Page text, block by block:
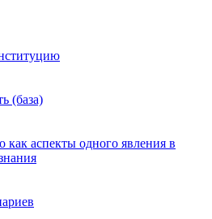
(база)
аспекты одного явления в